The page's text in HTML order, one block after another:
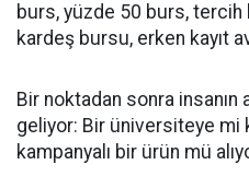
burs, yüzde 50 burs, tercih
kardeş bursu, erken kayıt
Bir noktadan sonra
geliyor: Bir üniversiteye mi
kampanyalı bir ürün mü